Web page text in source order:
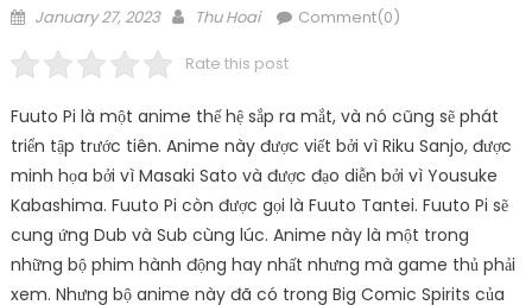
Posted
January 27, 2023 Author
Thu Hoai Comment(0)
Rate this post
Fuuto Pi là một anime thế hệ sắp ra mắt, và nó cũng sẽ phát
triển tập trước tiên. Anime này được viết bởi vì Riku Sanjo, được
minh họa bởi vì Masaki Sato và được đạo diễn bởi vì Yousuke
Kabashima. Fuuto Pi còn được gọi là Fuuto Tantei. Fuuto Pi sẽ
cung ứng Dub và Sub cùng lúc. Anime này là một trong
những bộ phim hành động hay nhất nhưng mà game thủ phải
xem. Nhưng bộ anime này đã có trong Big Comic Spirits của